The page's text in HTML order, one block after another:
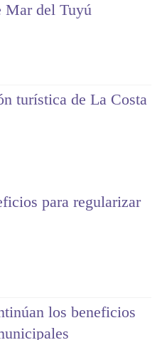
Mar del Tuyú
turística de La Costa
para regularizar
los beneficios